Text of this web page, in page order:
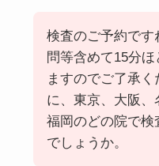
検査のご予約です
問等含めて15分ほ
ますのでご了承
に、東京、大阪、
福岡のどの院で検
でしょうか。